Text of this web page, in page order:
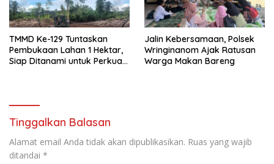
TMMD Ke-129 Tuntaskan
Pembukaan Lahan 1 Hektar,
Siap Ditanami untuk Perkuat
Jalin Kebersamaan, Polsek
Wringinanom Ajak Ratusan
Warga Makan Bareng
Tinggalkan Balasan
Alamat email Anda tidak akan dipublikasikan. Ruas yang wajib
ditandai *